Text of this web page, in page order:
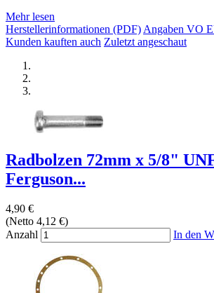
Mehr lesen
Herstellerinformationen (PDF)Angaben VO
Kunden kauften auch Zuletzt angeschaut
Radbolzen 72mm x 5/8"
Ferguson...
4,90 €
(Netto 4,12 €)
Anzahl
In den